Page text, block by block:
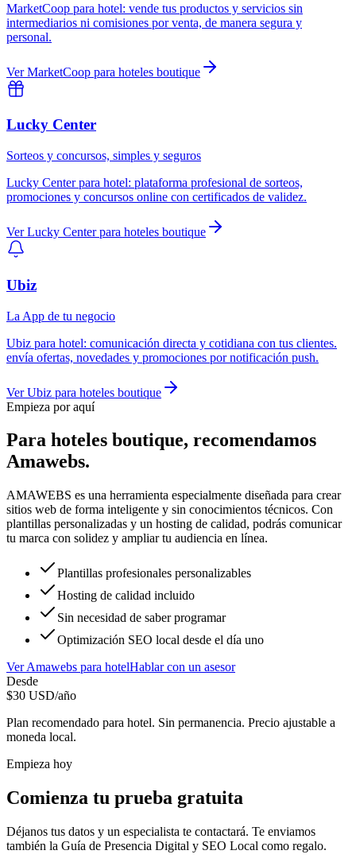
MarketCoop para hotel: vende tus productos y servicios sin
intermediarios ni comisiones por venta, de manera segura y
personal.
VerMarketCoop para hoteles boutique
Lucky Center
Sorteos y concursos, simples y seguros
Lucky Centerpara hotel: plataforma profesional de sorteos,
promociones y concursos online con certificados de validez.
VerLucky Centerpara hoteles boutique
Ubiz
La App de tu negocio
Ubiz para hotel: comunicación directa y cotidiana con tus clientes.
envía ofertas, novedades y promociones por notificación push.
VerUbiz para hoteles boutique
Empieza por aquí
Para hoteles boutique, recomendamos
Amawebs.
AMAWEBS es una herramienta especialmente diseñada para crear
sitios web de forma inteligente y sin conocimientos técnicos. Con
plantillas personalizadas y un hosting de calidad, podrás comunicar
tu marca con solidez y ampliar tu audiencia en línea.
Plantillas profesionales personalizables
Hosting de calidad incluido
Sin necesidad de saber programar
Optimización SEO local desde el día uno
VerAmawebs para hotelHablar con un asesor
Desde
$30 USD/año
Plan recomendado para hotel. Sin permanencia. Precio ajustable a
moneda local.
Empieza hoy
Comienza tu prueba gratuita
Déjanos tus datos y un especialista te contactará. Te enviamos
también la Guía de Presencia Digital y SEO Local como regalo.